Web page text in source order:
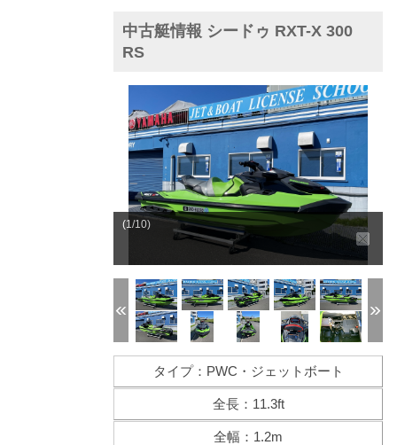
中古艇情報 シードゥ RXT-X 300
RS
(1/10)
タイプ：PWC・ジェットボート
全長：11.3ft
全幅：1.2m